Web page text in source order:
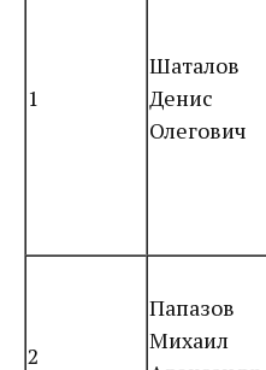
1
Шаталов
Денис
Олегович
2
Папазов
Михаил